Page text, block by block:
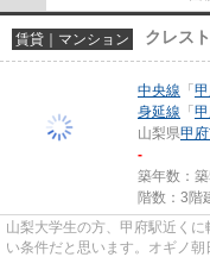
賃貸｜マンション クレス
中央線 「
身延線 「
山梨県甲
-
築年数：
階数：3階
山梨大学生の方、甲府駅近く
い条件だと思います。オギノ